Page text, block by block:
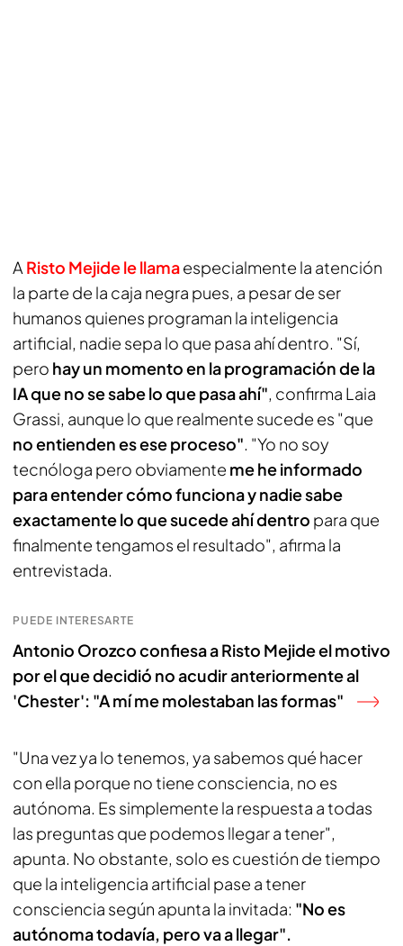
A Risto Mejide le llamaespecialmente la atención
la parte de la caja negra pues, a pesar de ser
humanos quienes programan la inteligencia
artificial, nadie sepa lo que pasa ahí dentro. "Sí,
pero hay un momento en la programación de la
IA que no se sabe lo que pasa ahí", confirma Laia
Grassi, aunque lo que realmente sucede es "que
no entienden es ese proceso". "Yo no soy
tecnóloga pero obviamente me he informado
para entender cómo funciona y nadie sabe
exactamente lo que sucede ahí dentro para que
finalmente tengamos el resultado", afirma la
entrevistada.
PUEDE INTERESARTE
Antonio Orozco confiesa a Risto Mejide el motivo
por el que decidió no acudir anteriormente al
'Chester': "A mí me molestaban las formas"
"Una vez ya lo tenemos, ya sabemos qué hacer
con ella porque no tiene consciencia, no es
autónoma. Es simplemente la respuesta a todas
las preguntas que podemos llegar a tener",
apunta. No obstante, solo es cuestión de tiempo
que la inteligencia artificial pase a tener
consciencia según apunta la invitada: "No es
autónoma todavía, pero va a llegar".